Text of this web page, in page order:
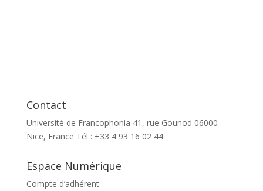
Contact
Université de Francophonia 41, rue Gounod 06000
Nice, France Tél : +33 4 93 16 02 44
Espace Numérique
Compte d’adhérent